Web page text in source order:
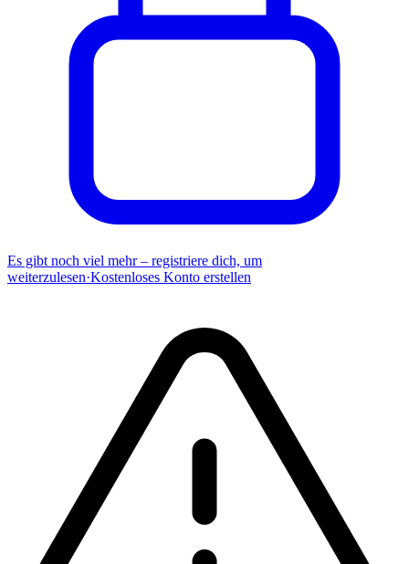
Es gibt noch viel mehr – registriere dich, um
weiterzulesen·Kostenloses Konto erstellen